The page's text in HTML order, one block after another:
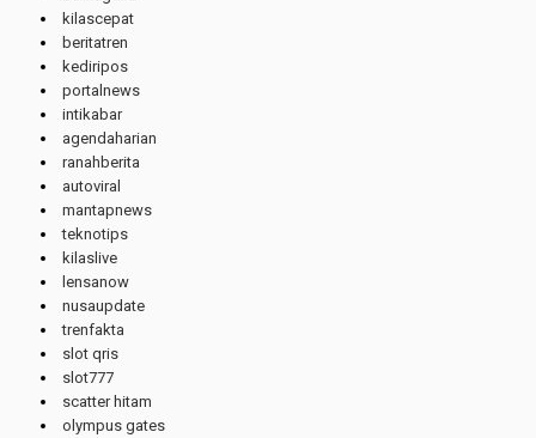
kilascepat
beritatren
kediripos
portalnews
intikabar
agendaharian
ranahberita
autoviral
mantapnews
teknotips
kilaslive
lensanow
nusaupdate
trenfakta
slot qris
slot777
scatter hitam
olympus gates